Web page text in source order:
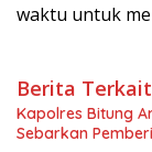
waktu untuk
Berita Terkait
Kapolres Bitung
Sebarkan